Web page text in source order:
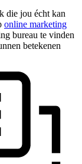
die jou écht kan
online marketing
bureau te vinden
betekenen